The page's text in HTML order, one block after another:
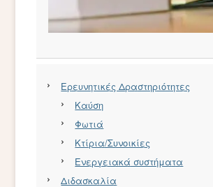
Ερευνητικές Δραστηριότητες
Καύση
Φωτιά
Κτίρια/Συνοικίες
Ενεργειακά συστήματα
Διδασκαλία